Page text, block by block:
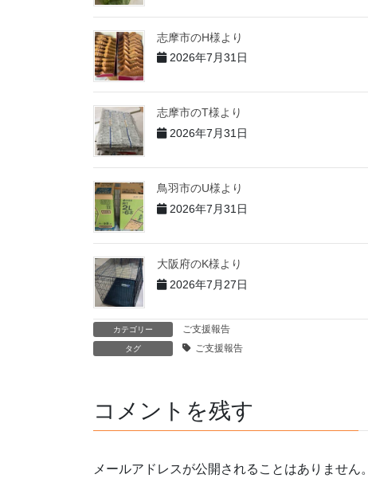
志摩市のH様より
2026年7月31日
志摩市のT様より
2026年7月31日
鳥羽市のU様より
2026年7月31日
大阪府のK様より
2026年7月27日
カテゴリー ご支援報告
タグ ご支援報告
コメントを残す
メールアドレスが公開されることはありません。